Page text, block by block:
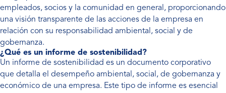
empleados, socios y la comunidad en general, proporcionando
una visión transparente de las acciones de la empresa en
relación con su responsabilidad ambiental, social y de
gobernanza.
¿Qué es un informe de sostenibilidad?
Un informe de sostenibilidad es un documento corporativo
que detalla el desempeño ambiental, social, de gobernanza y
económico de una empresa. Este tipo de informe es esencial